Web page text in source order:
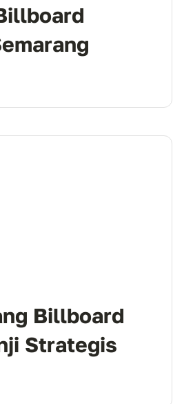
Billboard
Strategis